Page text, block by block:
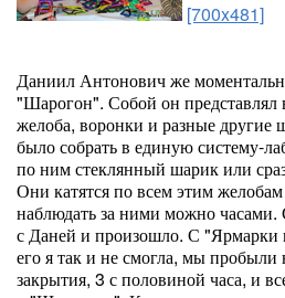
[700x481]
Даниил Антонович же
"Шарогон". Собой он представлял
желоба, воронки и разные другие
было собрать в единую систему-
по ним стеклянный шарик или
Они катятся по всем этим
наблюдать за ними можно часами.
с Даней и произошло. С "Ярмарки
его я так и не смогла, мы пробыли
закрытия, 3 с половиной часа, и